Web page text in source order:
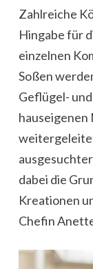
Zahlreiche
Hingabe für
einzelnen
Soßen
Geflügel-
hauseigenen
dabei die
Kreationen
Chefin